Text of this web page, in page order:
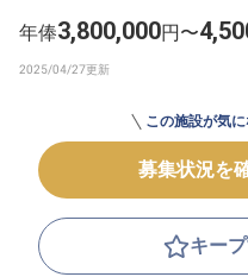
年俸3,800,000円〜
この施設が気
募集状況を
キー